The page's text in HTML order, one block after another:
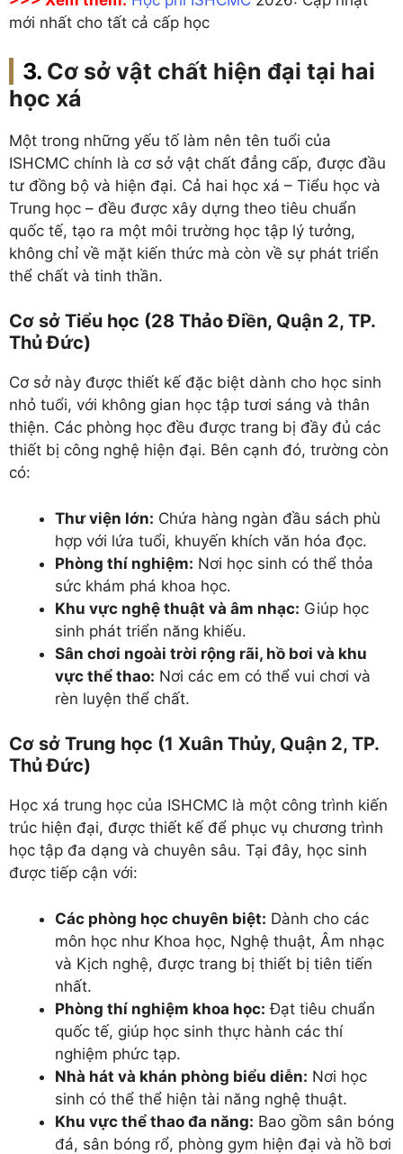
mới nhất cho tất cả cấp học
Cơ sở vật chất hiện đại tại hai
học xá
Một trong những yếu tố làm nên tên tuổi của
ISHCMC chính là cơ sở vật chất đẳng cấp, được đầu
tư đồng bộ và hiện đại. Cả hai học xá – Tiểu học và
Trung học – đều được xây dựng theo tiêu chuẩn
quốc tế, tạo ra một môi trường học tập lý tưởng,
không chỉ về mặt kiến thức mà còn về sự phát triển
thể chất và tinh thần.
Cơ sở Tiểu học (28 Thảo Điền, Quận 2, TP.
Thủ Đức)
Cơ sở này được thiết kế đặc biệt dành cho học sinh
nhỏ tuổi, với không gian học tập tươi sáng và thân
thiện. Các phòng học đều được trang bị đầy đủ các
thiết bị công nghệ hiện đại. Bên cạnh đó, trường còn
có:
Thư viện lớn: Chứa hàng ngàn đầu sách phù
hợp với lứa tuổi, khuyến khích văn hóa đọc.
Phòng thí nghiệm: Nơi học sinh có thể thỏa
sức khám phá khoa học.
Khu vực nghệ thuật và âm nhạc: Giúp học
sinh phát triển năng khiếu.
Sân chơi ngoài trời rộng rãi, hồ bơi và khu
vực thể thao: Nơi các em có thể vui chơi và
rèn luyện thể chất.
Cơ sở Trung học (1 Xuân Thủy, Quận 2, TP.
Thủ Đức)
Học xá trung học của ISHCMC là một công trình kiến
trúc hiện đại, được thiết kế để phục vụ chương trình
học tập đa dạng và chuyên sâu. Tại đây, học sinh
được tiếp cận với:
Các phòng học chuyên biệt: Dành cho các
môn học như Khoa học, Nghệ thuật, Âm nhạc
và Kịch nghệ, được trang bị thiết bị tiên tiến
nhất.
Phòng thí nghiệm khoa học: Đạt tiêu chuẩn
quốc tế, giúp học sinh thực hành các thí
nghiệm phức tạp.
Nhà hát và khán phòng biểu diễn: Nơi học
sinh có thể thể hiện tài năng nghệ thuật.
Khu vực thể thao đa năng: Bao gồm sân bóng
đá, sân bóng rổ, phòng gym hiện đại và hồ bơi